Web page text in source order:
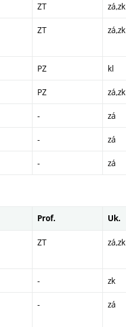
ZT zá,zk
ZT zá,zk
PZ kl
PZ zá,zk
- zá
- zá
- zá
Prof. Uk.
ZT zá,zk
- zk
- zá